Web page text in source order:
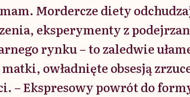
Mordercze diety
eksperymenty z
rynku – to zaledwie
owładnięte obsesją
– Ekspresowy powrót do